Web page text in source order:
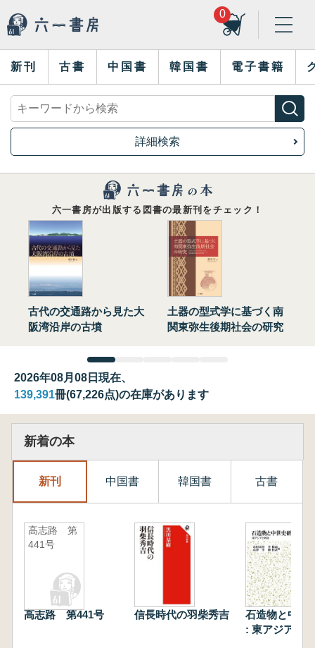
0
新刊 古書 中国書 韓国書 電子書籍
詳細検索
六一書房が出版する図書の最新刊をチェック！
古代の交通路から見た大
阪湾沿岸の古墳
土器の型式学に基づく南
関東弥生後期社会の研究
2026年08月08日現在、
139,391冊(67,226点)の在庫があります
新着の本
新刊 中国書 韓国書 古書
高志路 第
441号
高志路 第441号 信長時代の羽柴秀吉
石造物と中世
: 東アジアと